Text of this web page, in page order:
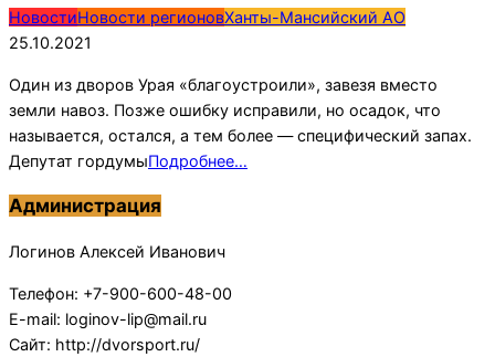
2021-
10-
НовостиНовости регионовХанты-Мансийский АО
25.10.2021
Один из дворов Урая «благоустроили», завезя вместо
земли навоз. Позже ошибку исправили, но осадок, что
называется, остался, а тем более — специфический запах.
Депутат гордумыПодробнее…
Администрация
Логинов Алексей Иванович
Телефон: +7-900-600-48-00
E-mail: loginov-lip@mail.ru
Сайт: http://dvorsport.ru/